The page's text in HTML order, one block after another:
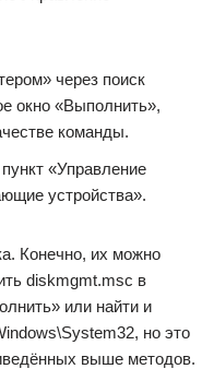
через поиск
окно «Выполнить»,
команды.
«Управление
устройства».
Конечно, их можно
diskmgmt.msc в
или найти и
но это
выше методов.